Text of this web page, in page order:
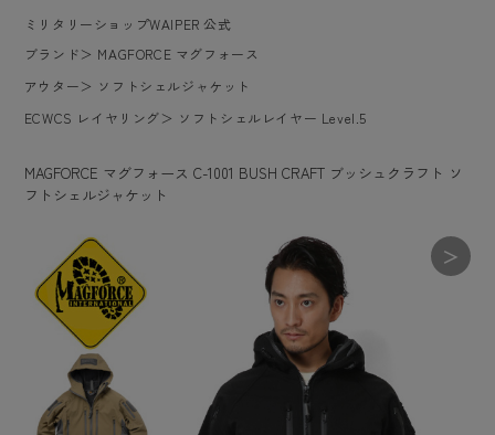
ミリタリーショップWAIPER 公式
ブランド＞ MAGFORCE マグフォース
アウター＞ ソフトシェルジャケット
ECWCS レイヤリング＞ ソフトシェルレイヤー Level.5
MAGFORCE マグフォース C-1001 BUSH CRAFT ブッシュクラフト ソ
フトシェルジャケット
＞